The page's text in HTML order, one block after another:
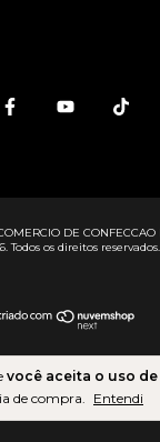
você aceita o uso
de compra. Entendi
DE CONFECCAO
Todos os direitos reservados.